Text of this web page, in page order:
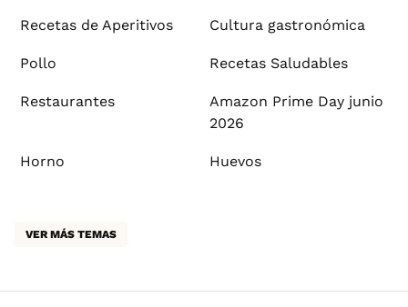
Recetas de Aperitivos Cultura gastronómica
Pollo Recetas Saludables
Restaurantes
Amazon Prime Day junio
2026
Horno Huevos
VER MÁS TEMAS